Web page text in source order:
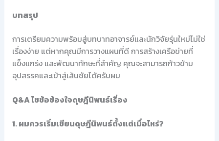
บทสรุป
การเตรียมความพร้อมสู่บทบาทอาจารย์และนักวิจัยรุ่นใหม่ไม่ใช่
เรื่องง่าย แต่หากคุณมีการวางแผนที่ดี การสร้างเครือข่ายที่
แข็งแกร่ง และพัฒนาทักษะที่สำคัญ คุณจะสามารถก้าวข้าม
อุปสรรคและเข้าสู่เส้นชัยได้ครับผม
Q&A ไขข้อข้องใจดุษฎีนิพนธ์เรื่อง
1. ผมควรเริ่มเขียนดุษฎีนิพนธ์ตั้งแต่เมื่อไหร่?